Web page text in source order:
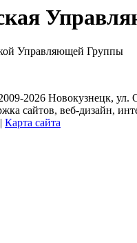
2026 Новокузнецк,
сайтов, веб-дизайн,
| Карта сайта